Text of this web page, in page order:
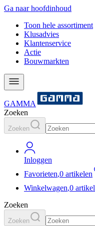
Ga naar hoofdinhoud
Toon hele assortiment
Klusadvies
Klantenservice
Actie
Bouwmarkten
GAMMA
Zoeken
Zoeken
Inloggen
Favorieten,0 artikelen
Winkelwagen,0
Zoeken
Zoeken